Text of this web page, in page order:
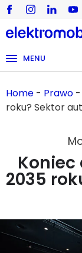
MENU
Home - Prawo -
roku? Sektor
2035